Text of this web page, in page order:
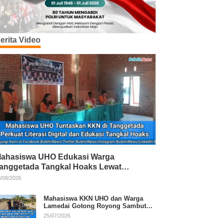
Video
UHO Edukasi Warga
Tangkal Hoaks Lewat
Literasi
08/2026
Mahasiswa KKN UHO dan Warga
Lamedai Gotong Royong Sambut
HUT Ke-81 RI
25/07/2026